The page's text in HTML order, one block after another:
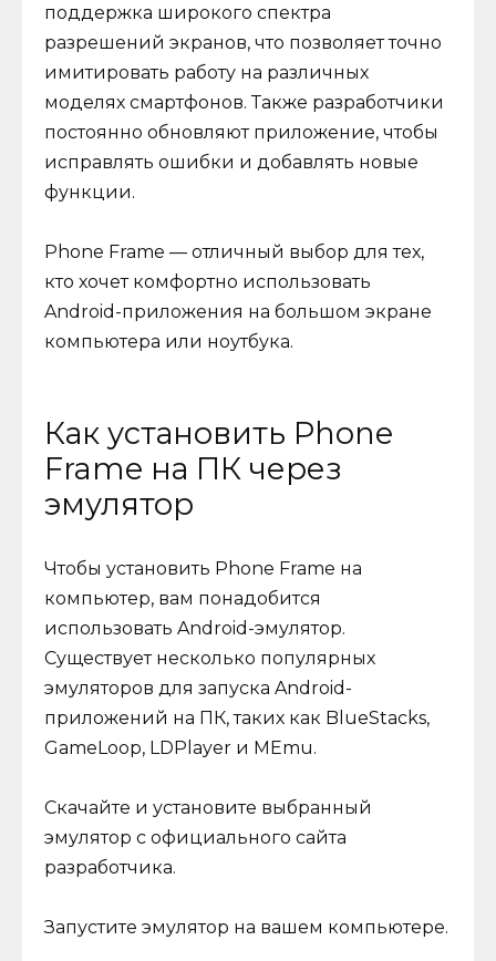
поддержка широкого спектра
разрешений экранов, что позволяет точно
имитировать работу на различных
моделях смартфонов. Также разработчики
постоянно обновляют приложение, чтобы
исправлять ошибки и добавлять новые
функции.
Phone Frame — отличный выбор для тех,
кто хочет комфортно использовать
Android-приложения на большом экране
компьютера или ноутбука.
Как установить Phone
Frame на ПК через
эмулятор
Чтобы установить Phone Frame на
компьютер, вам понадобится
использовать Android-эмулятор.
Существует несколько популярных
эмуляторов для запуска Android-
приложений на ПК, таких как BlueStacks,
GameLoop, LDPlayer и MEmu.
Скачайте и установите выбранный
эмулятор с официального сайта
разработчика.
Запустите эмулятор на вашем компьютере.